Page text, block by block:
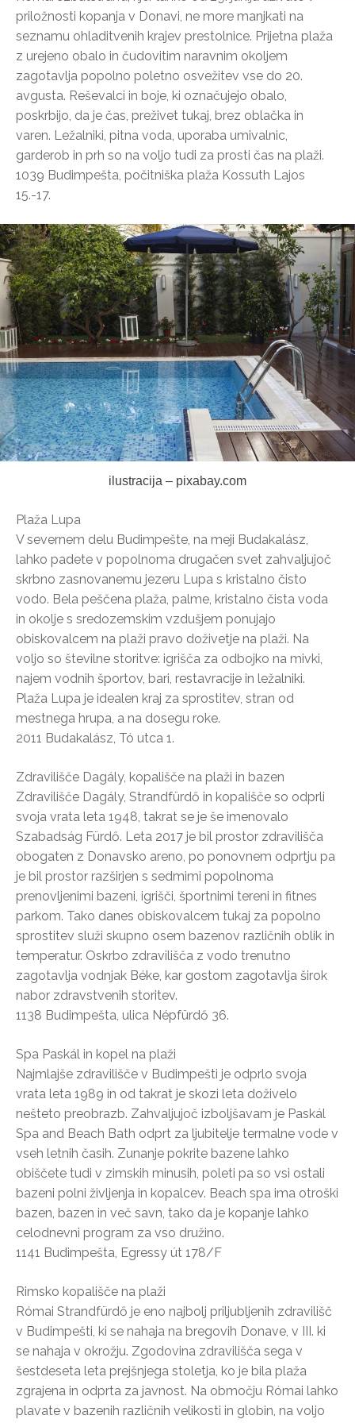
priložnosti kopanja v Donavi, ne more manjkati na
seznamu ohladitvenih krajev prestolnice. Prijetna plaža
z urejeno obalo in čudovitim naravnim okoljem
zagotavlja popolno poletno osvežitev vse do 20.
avgusta. Reševalci in boje, ki označujejo obalo,
poskrbijo, da je čas, preživet tukaj, brez oblačka in
varen. Ležalniki, pitna voda, uporaba umivalnic,
garderob in prh so na voljo tudi za prosti čas na plaži.
1039 Budimpešta, počitniška plaža Kossuth Lajos
15.-17.
ilustracija – pixabay.com
Plaža Lupa
V severnem delu Budimpešte, na meji Budakalász,
lahko padete v popolnoma drugačen svet zahvaljujoč
skrbno zasnovanemu jezeru Lupa s kristalno čisto
vodo. Bela peščena plaža, palme, kristalno čista voda
in okolje s sredozemskim vzdušjem ponujajo
obiskovalcem na plaži pravo doživetje na plaži. Na
voljo so številne storitve: igrišča za odbojko na mivki,
najem vodnih športov, bari, restavracije in ležalniki.
Plaža Lupa je idealen kraj za sprostitev, stran od
mestnega hrupa, a na dosegu roke.
2011 Budakalász, Tó utca 1.
Zdravilišče Dagály, kopališče na plaži in bazen
Zdravilišče Dagály, Strandfürdő in kopališče so odprli
svoja vrata leta 1948, takrat se je še imenovalo
Szabadság Fürdő. Leta 2017 je bil prostor zdravilišča
obogaten z Donavsko areno, po ponovnem odprtju pa
je bil prostor razširjen s sedmimi popolnoma
prenovljenimi bazeni, igrišči, športnimi tereni in fitnes
parkom. Tako danes obiskovalcem tukaj za popolno
sprostitev služi skupno osem bazenov različnih oblik in
temperatur. Oskrbo zdravilišča z vodo trenutno
zagotavlja vodnjak Béke, kar gostom zagotavlja širok
nabor zdravstvenih storitev.
1138 Budimpešta, ulica Népfürdő 36.
Spa Paskál in kopel na plaži
Najmlajše zdravilišče v Budimpešti je odprlo svoja
vrata leta 1989 in od takrat je skozi leta doživelo
nešteto preobrazb. Zahvaljujoč izboljšavam je Paskál
Spa and Beach Bath odprt za ljubitelje termalne vode v
vseh letnih časih. Zunanje pokrite bazene lahko
obiščete tudi v zimskih minusih, poleti pa so vsi ostali
bazeni polni življenja in kopalcev. Beach spa ima otroški
bazen, bazen in več savn, tako da je kopanje lahko
celodnevni program za vso družino.
1141 Budimpešta, Egressy út 178/F
Rimsko kopališče na plaži
Római Strandfürdő je eno najbolj priljubljenih zdravilišč
v Budimpešti, ki se nahaja na bregovih Donave, v III. ki
se nahaja v okrožju. Zgodovina zdravilišča sega v
šestdeseta leta prejšnjega stoletja, ko je bila plaža
zgrajena in odprta za javnost. Na območju Római lahko
plavate v bazenih različnih velikosti in globin, na voljo